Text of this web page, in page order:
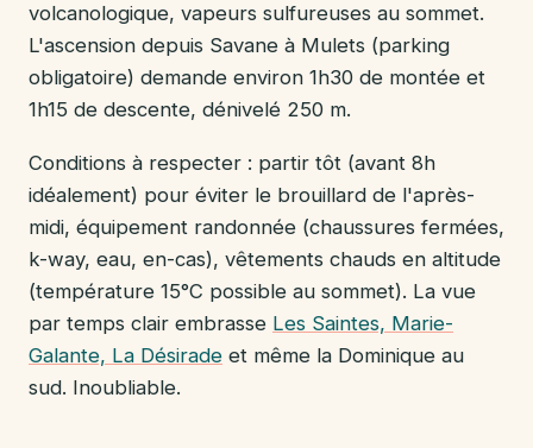
volcanologique, vapeurs sulfureuses au sommet.
L'ascension depuis Savane à Mulets (parking
obligatoire) demande environ 1h30 de montée et
1h15 de descente, dénivelé 250 m.
Conditions à respecter : partir tôt (avant 8h
idéalement) pour éviter le brouillard de l'après-
midi, équipement randonnée (chaussures fermées,
k-way, eau, en-cas), vêtements chauds en altitude
(température 15°C possible au sommet). La vue
par temps clair embrasse Les Saintes, Marie-
Galante, La Désirade et même la Dominique au
sud. Inoubliable.